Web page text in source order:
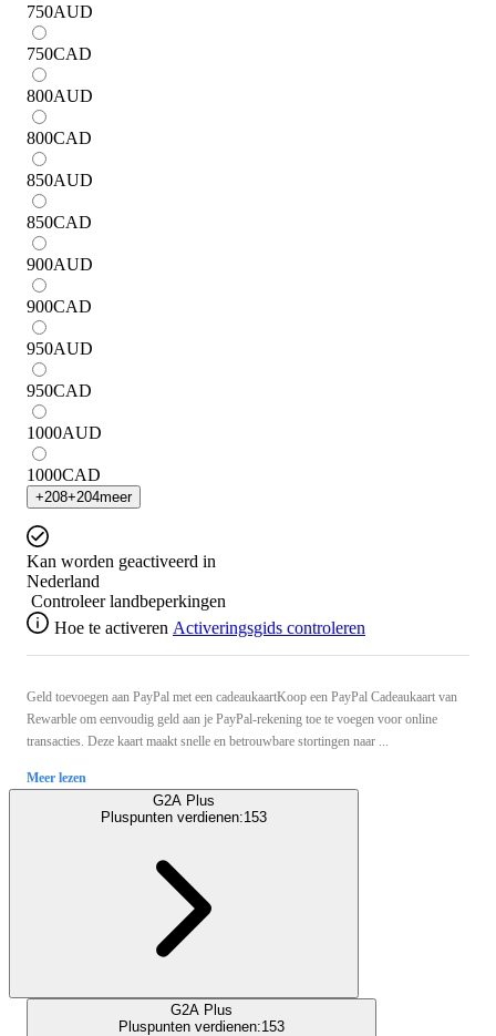
750AUD
750CAD
800AUD
800CAD
850AUD
850CAD
900AUD
900CAD
950AUD
950CAD
1000AUD
1000CAD
+208+204meer
Kan worden geactiveerd in
Nederland
Controleer landbeperkingen
Hoe te activeren Activeringsgids controleren
Geld toevoegen aan PayPal met een cadeaukaartKoop een PayPal Cadeaukaart van
Rewarble om eenvoudig geld aan je PayPal-rekening toe te voegen voor online
transacties. Deze kaart maakt snelle en betrouwbare stortingen naar ...
Meer lezen
G2A Plus
Pluspunten verdienen:153
G2A Plus
Pluspunten verdienen:153